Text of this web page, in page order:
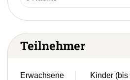
Teilnehmer
Erwachsene
Kinder (bis